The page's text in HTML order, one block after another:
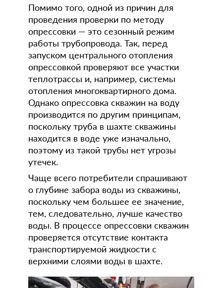
Помимо того, одной из причин для
проведения проверки по методу
опрессовки — это сезонный режим
работы трубопровода. Так, перед
запуском центрального отопления
опрессовкой проверяют все участки
теплотрассы и, например, системы
отопления многоквартирного дома.
Однако опрессовка скважин на воду
производится по другим принципам,
поскольку труба в шахте скважины
находится в воде уже изначально,
поэтому из такой трубы нет угрозы
утечек.
Чаще всего потребители спрашивают
о глубине забора воды из скважины,
поскольку чем большее ее значение,
тем, следовательно, лучше качество
воды. В процессе опрессовки скважин
проверяется отсутствие контакта
транспортируемой жидкости с
верхними слоями воды в шахте.